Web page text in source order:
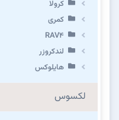
کرولا
کمری
RAV4
لندکروزر
هایلوکس
لکسوس